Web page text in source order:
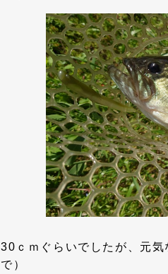
30ｃｍぐらいでしたが、元
で）